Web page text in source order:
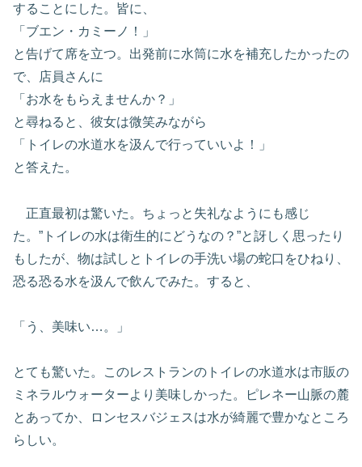
することにした。皆に、
「ブエン・カミーノ！」
と告げて席を立つ。出発前に水筒に水を補充したかったの
で、店員さんに
「お水をもらえませんか？」
と尋ねると、彼女は微笑みながら
「トイレの水道水を汲んで行っていいよ！」
と答えた。
正直最初は驚いた。ちょっと失礼なようにも感じ
た。”トイレの水は衛生的にどうなの？”と訝しく思ったり
もしたが、物は試しとトイレの手洗い場の蛇口をひねり、
恐る恐る水を汲んで飲んでみた。すると、
「う、美味い…。」
とても驚いた。このレストランのトイレの水道水は市販の
ミネラルウォーターより美味しかった。ピレネー山脈の麓
とあってか、ロンセスバジェスは水が綺麗で豊かなところ
らしい。